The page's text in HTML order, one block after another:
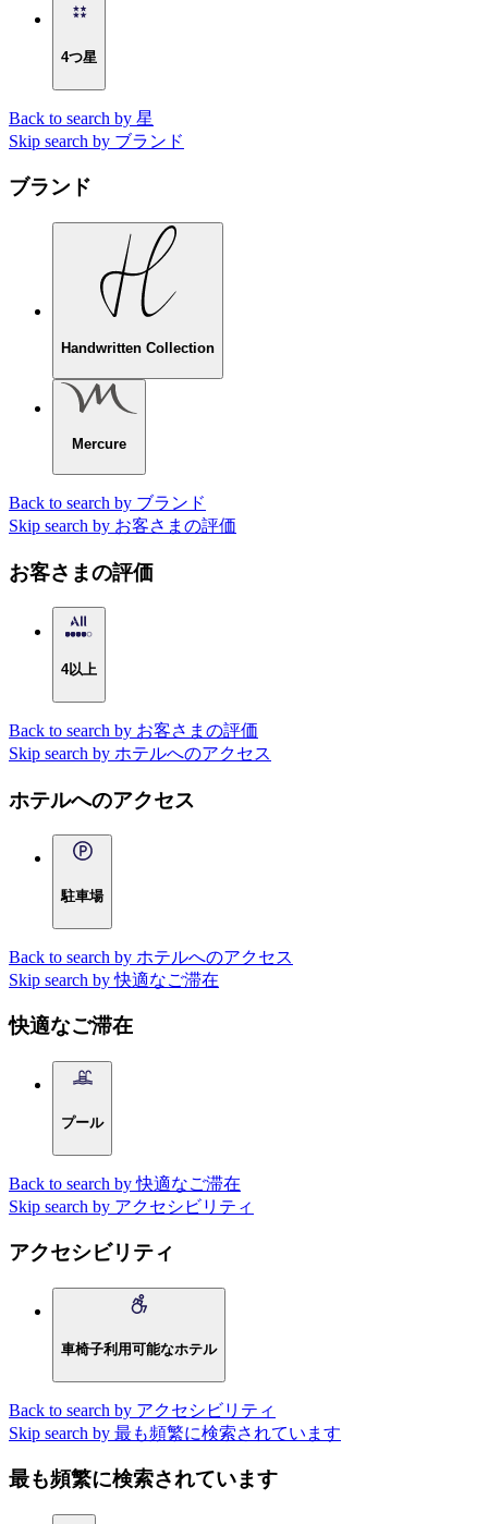
4つ星
Back to search by 星
Skip search by ブランド
ブランド
Handwritten Collection
Mercure
Back to search by ブランド
Skip search by お客さまの評価
お客さまの評価
4以上
Back to search by お客さまの評価
Skip search by ホテルへのアクセス
ホテルへのアクセス
駐車場
Back to search by ホテルへのアクセス
Skip search by 快適なご滞在
快適なご滞在
プール
Back to search by 快適なご滞在
Skip search by アクセシビリティ
アクセシビリティ
車椅子利用可能なホテル
Back to search by アクセシビリティ
Skip search by 最も頻繁に検索されています
最も頻繁に検索されています